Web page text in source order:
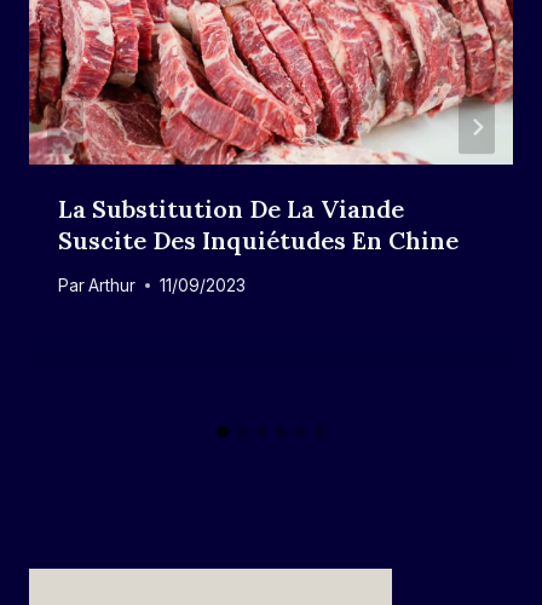
La Substitution De La Viande
Suscite Des Inquiétudes En Chine
ParArthur 11/09/2023